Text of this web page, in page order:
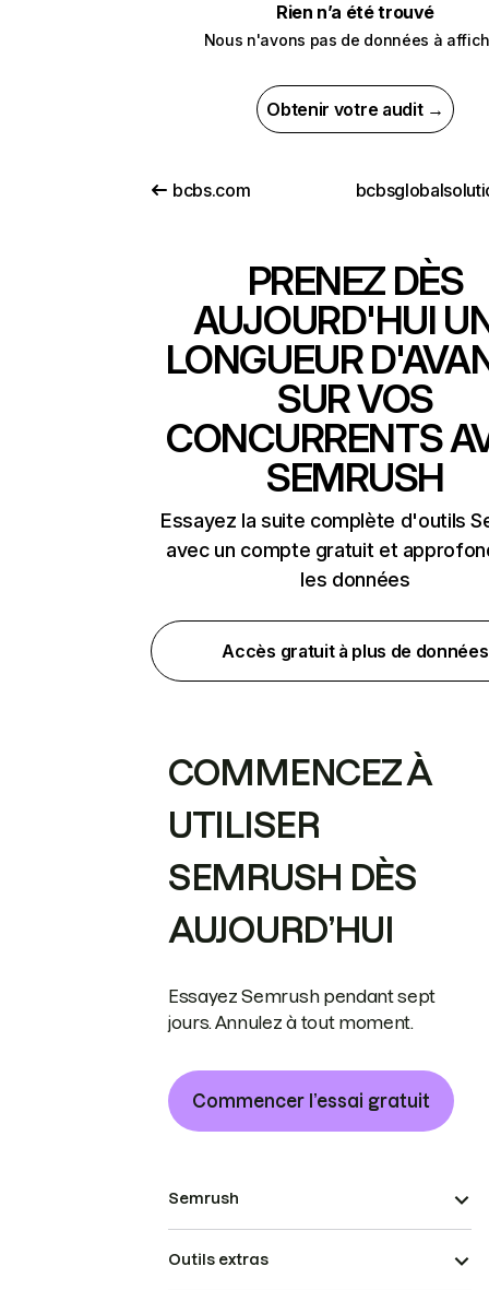
Rien n’a été trouvé
Nous n'avons pas de données à
Obtenir votre audit →
bcbs.com
PRENEZ DÈS
AUJOURD'HUI
LONGUEUR
SUR VOS
CONCURRENTS
SEMRUSH
Essayez la suite complète d'outils
avec un compte gratuit et
les données
Accès gratuit à plus de données
COMMENCEZ À
UTILISER
SEMRUSH DÈS
AUJOURD’HUI
Essayez Semrush pendant sept
jours. Annulez à tout moment.
Commencer l’essai gratuit
Semrush
Outils extras